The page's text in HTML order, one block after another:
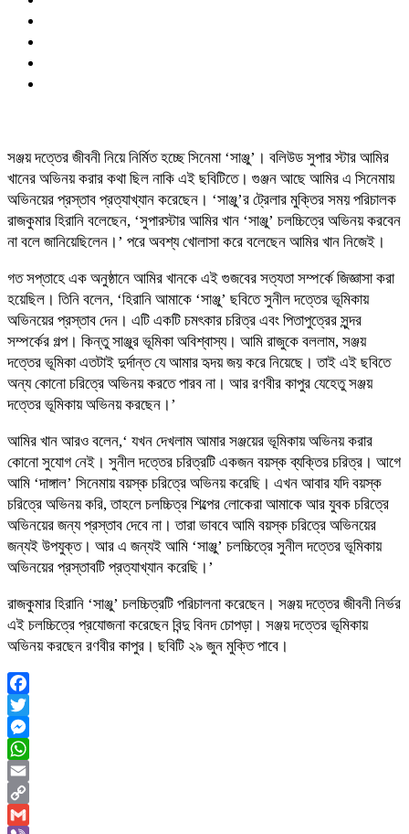
সঞ্জয় দত্তের জীবনী নিয়ে নির্মিত হচ্ছে সিনেমা ‘সাঞ্জু’। বলিউড সুপার স্টার আমির
খানের অভিনয় করার কথা ছিল নাকি এই ছবিটিতে। গুঞ্জন আছে আমির এ সিনেমায়
অভিনয়ের প্রস্তাব প্রত্যাখ্যান করেছেন। ‘সাঞ্জু’র ট্রেলার মুক্তির সময় পরিচালক
রাজকুমার হিরানি বলেছেন, ‘সুপারস্টার আমির খান ‘সাঞ্জু’ চলচ্চিত্রে অভিনয় করবেন
না বলে জানিয়েছিলেন।’ পরে অবশ্য খোলাসা করে বলেছেন আমির খান নিজেই।
গত সপ্তাহে এক অনুষ্ঠানে আমির খানকে এই গুজবের সত্যতা সম্পর্কে জিজ্ঞাসা করা
হয়েছিল। তিনি বলেন, ‘হিরানি আমাকে ‘সাঞ্জু’ ছবিতে সুনীল দত্তের ভূমিকায়
অভিনয়ের প্রস্তাব দেন। এটি একটি চমৎকার চরিত্র এবং পিতাপুত্রের সুন্দর
সম্পর্কের গল্প। কিন্তু সাঞ্জুর ভূমিকা অবিশ্বাস্য। আমি রাজুকে বললাম, সঞ্জয়
দত্তের ভূমিকা এতটাই দুর্দান্ত যে আমার হৃদয় জয় করে নিয়েছে। তাই এই ছবিতে
অন্য কোনো চরিত্রে অভিনয় করতে পারব না। আর রণবীর কাপুর যেহেতু সঞ্জয়
দত্তের ভূমিকায় অভিনয় করছেন।’
আমির খান আরও বলেন,‘ যখন দেখলাম আমার সঞ্জয়ের ভূমিকায় অভিনয় করার
কোনো সুযোগ নেই। সুনীল দত্তের চরিত্রটি একজন বয়স্ক ব্যক্তির চরিত্র। আগে
আমি ‘দাঙ্গাল’ সিনেমায় বয়স্ক চরিত্রে অভিনয় করেছি। এখন আবার যদি বয়স্ক
চরিত্রে অভিনয় করি, তাহলে চলচ্চিত্র শিল্পের লোকেরা আমাকে আর যুবক চরিত্রে
অভিনয়ের জন্য প্রস্তাব দেবে না। তারা ভাববে আমি বয়স্ক চরিত্রে অভিনয়ের
জন্যই উপযুক্ত। আর এ জন্যই আমি ‘সাঞ্জু’ চলচ্চিত্রে সুনীল দত্তের ভূমিকায়
অভিনয়ের প্রস্তাবটি প্রত্যাখ্যান করেছি।’
রাজকুমার হিরানি ‘সাঞ্জু’ চলচ্চিত্রটি পরিচালনা করেছেন। সঞ্জয় দত্তের জীবনী নির্ভর
এই চলচ্চিত্রে প্রযোজনা করেছেন বিন্দু বিনদ চোপড়া। সঞ্জয় দত্তের ভূমিকায়
অভিনয় করছেন রণবীর কাপুর। ছবিটি ২৯ জুন মুক্তি পাবে।
Facebook
Twitter
Messenger
WhatsApp
Email
Copy